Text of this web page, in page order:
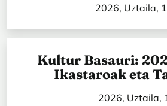
2026, Uztaila,
Kultur Basauri:
Ikastaroak eta
2026, Uztaila,